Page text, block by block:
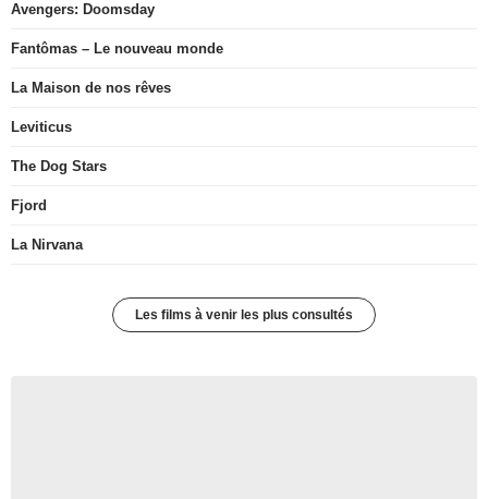
Avengers: Doomsday
Fantômas – Le nouveau monde
La Maison de nos rêves
Leviticus
The Dog Stars
Fjord
La Nirvana
Les films à venir les plus consultés